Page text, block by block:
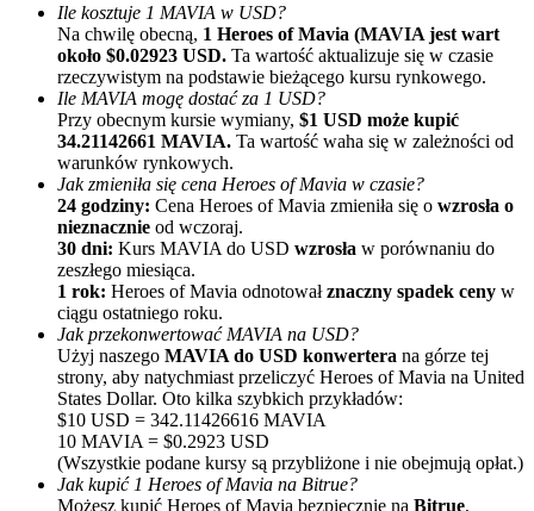
Polecaj
Zaproś przyjaciela, aby otrzymać nagrody pieniężne
BTC Welcome Rewards
Ile kosztuje 1 MAVIA w USD?
Na chwilę obecną, 1 Heroes of Mavia (MAVIA jest wart
około $0.02923 USD. Ta wartość aktualizuje się w czasie
rzeczywistym na podstawie bieżącego kursu rynkowego.
Ile MAVIA mogę dostać za 1 USD?
Przy obecnym kursie wymiany, $1 USD może kupić
34.21142661 MAVIA. Ta wartość waha się w zależności od
warunków rynkowych.
Jak zmieniła się cena Heroes of Mavia w czasie?
24 godziny: Cena Heroes of Mavia zmieniła się o wzrosła o
nieznacznie od wczoraj.
30 dni: Kurs MAVIA do USD wzrosła w porównaniu do
zeszłego miesiąca.
1 rok: Heroes of Mavia odnotowałznaczny spadek ceny w
ciągu ostatniego roku.
Jak przekonwertować MAVIA na USD?
Użyj naszego MAVIA do USD konwertera na górze tej
strony, aby natychmiast przeliczyć Heroes of Mavia na United
States Dollar. Oto kilka szybkich przykładów:
$10 USD = 342.11426616 MAVIA
10 MAVIA = $0.2923 USD
(Wszystkie podane kursy są przybliżone i nie obejmują opłat.)
Jak kupić 1 Heroes of Mavia na Bitrue?
Możesz kupić Heroes of Mavia bezpiecznie na Bitrue,